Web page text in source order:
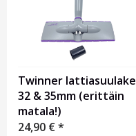
Twinner lattiasuulake
32 & 35mm (erittäin
matala!)
24,90 €*